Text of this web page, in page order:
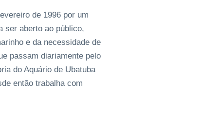
de 1996 por um
ser aberto ao público,
e da necessidade de
passam diariamente pelo
do Aquário de Ubatuba
então trabalha com